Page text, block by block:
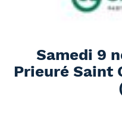
Samedi 9
Prieuré Saint